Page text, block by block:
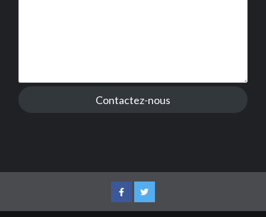
Contactez-nous
FacebookTwitter